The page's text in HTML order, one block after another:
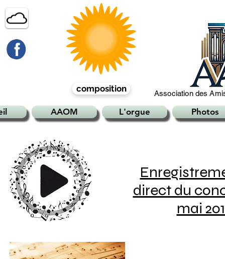
composition Association des
AAOM L'orgue Photos
direct du
mai